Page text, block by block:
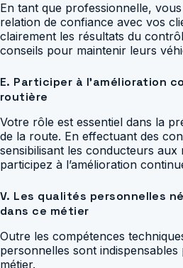
En tant que professionnelle,
relation de confiance avec vos
clairement les résultats du
conseils pour maintenir leurs
E. Participer à l’amélioration
routière
Votre rôle est essentiel dans la
de la route. En effectuant des
sensibilisant les conducteurs
participez à l’amélioration
V. Les qualités personnelles
dans ce métier
Outre les compétences
personnelles sont
métier.